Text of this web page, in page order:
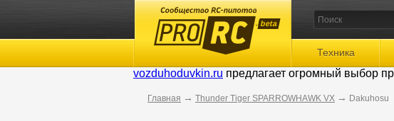
beta
Техника
vozduhoduvkin.ru предлагает огромный выбор
Главная → Thunder Tiger SPARROWHAWK VX → Dakuhosu